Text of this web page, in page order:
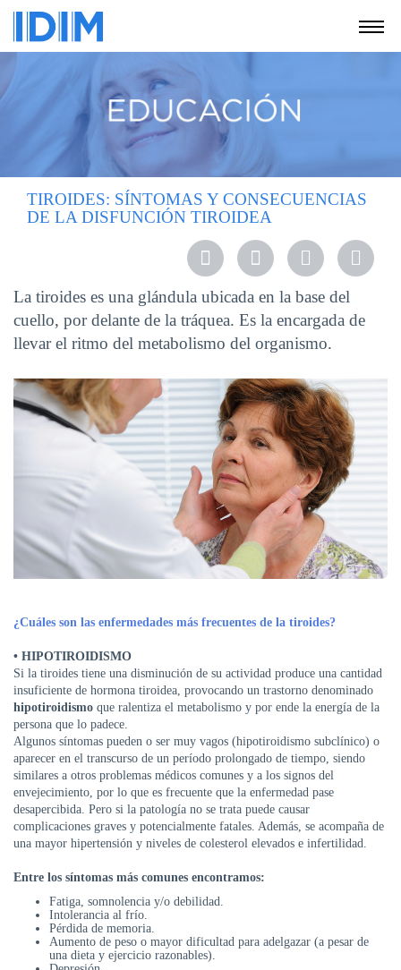
INSTRUCCIONES
PACIENTES
INVESTIGACIÓN
SEDES
Y
MODULO
DE
AUTOGESTIÓN
DE
TURNOS
4100
TURNOS
RECETAS
TIROIDES: SÍNTOMAS Y CONSECUENCIAS
DE LA DISFUNCIÓN TIROIDEA
La tiroides es una glándula ubicada en la base del
cuello, por delante de la tráquea. Es la encargada de
llevar el ritmo del metabolismo del organismo.
¿Cuáles son las enfermedades más frecuentes de la tiroides?
• HIPOTIROIDISMO
Si la tiroides tiene una disminución de su actividad produce una cantidad
insuficiente de hormona tiroidea, provocando un trastorno denominado
hipotiroidismo que ralentiza el metabolismo y por ende la energía de la
persona que lo padece.
Algunos síntomas pueden o ser muy vagos (hipotiroidismo subclínico) o
aparecer en el transcurso de un período prolongado de tiempo, siendo
similares a otros problemas médicos comunes y a los signos del
envejecimiento, por lo que es frecuente que la enfermedad pase
desapercibida. Pero si la patología no se trata puede causar
complicaciones graves y potencialmente fatales. Además, se acompaña de
una mayor hipertensión y niveles de colesterol elevados e infertilidad.
Entre los síntomas más comunes encontramos:
Fatiga, somnolencia y/o debilidad.
Intolerancia al frío.
Pérdida de memoria.
Aumento de peso o mayor dificultad para adelgazar (a pesar de
una dieta y ejercicio razonables).